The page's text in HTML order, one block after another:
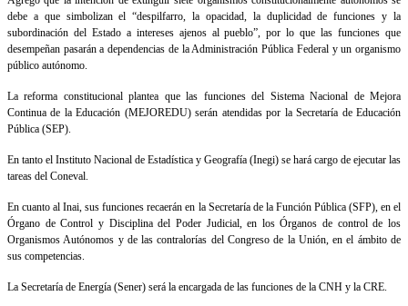
debe a que simbolizan el “despilfarro, la opacidad, la duplicidad de funciones y la
subordinación del Estado a intereses ajenos al pueblo”, por lo que las funciones que
desempeñan pasarán a dependencias de la Administración Pública Federal y un organismo
público autónomo.
La reforma constitucional plantea que las funciones del Sistema Nacional de Mejora
Continua de la Educación (MEJOREDU) serán atendidas por la Secretaría de Educación
Pública (SEP).
En tanto el Instituto Nacional de Estadística y Geografía (Inegi) se hará cargo de ejecutar las
tareas del Coneval.
En cuanto al Inai, sus funciones recaerán en la Secretaría de la Función Pública (SFP), en el
Órgano de Control y Disciplina del Poder Judicial, en los Órganos de control de los
Organismos Autónomos y de las contralorías del Congreso de la Unión, en el ámbito de
sus competencias.
La Secretaría de Energía (Sener) será la encargada de las funciones de la CNH y la CRE.